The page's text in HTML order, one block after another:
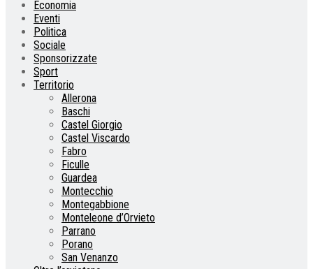
Economia
Eventi
Politica
Sociale
Sponsorizzate
Sport
Territorio
Allerona
Baschi
Castel Giorgio
Castel Viscardo
Fabro
Ficulle
Guardea
Montecchio
Montegabbione
Monteleone d’Orvieto
Parrano
Porano
San Venanzo